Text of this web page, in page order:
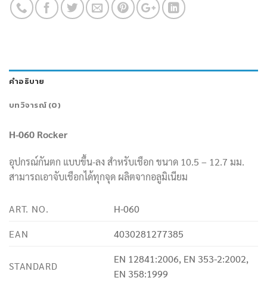
คำอธิบาย
บทวิจารณ์ (0)
H-060 Rocker
อุปกรณ์กันตก แบบขึ้น-ลง สำหรับเชือก ขนาด 10.5 – 12.7 มม.
สามารถเอาจับเชือกได้ทุกจุด ผลิตจากอลูมิเนียม
ART. NO.
H-060
EAN
4030281277385
STANDARD
EN 12841:2006, EN 353-2:2002,
EN 358:1999